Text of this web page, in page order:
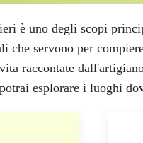
è uno degli scopi
servono per
raccontate
esplorare i luoghi